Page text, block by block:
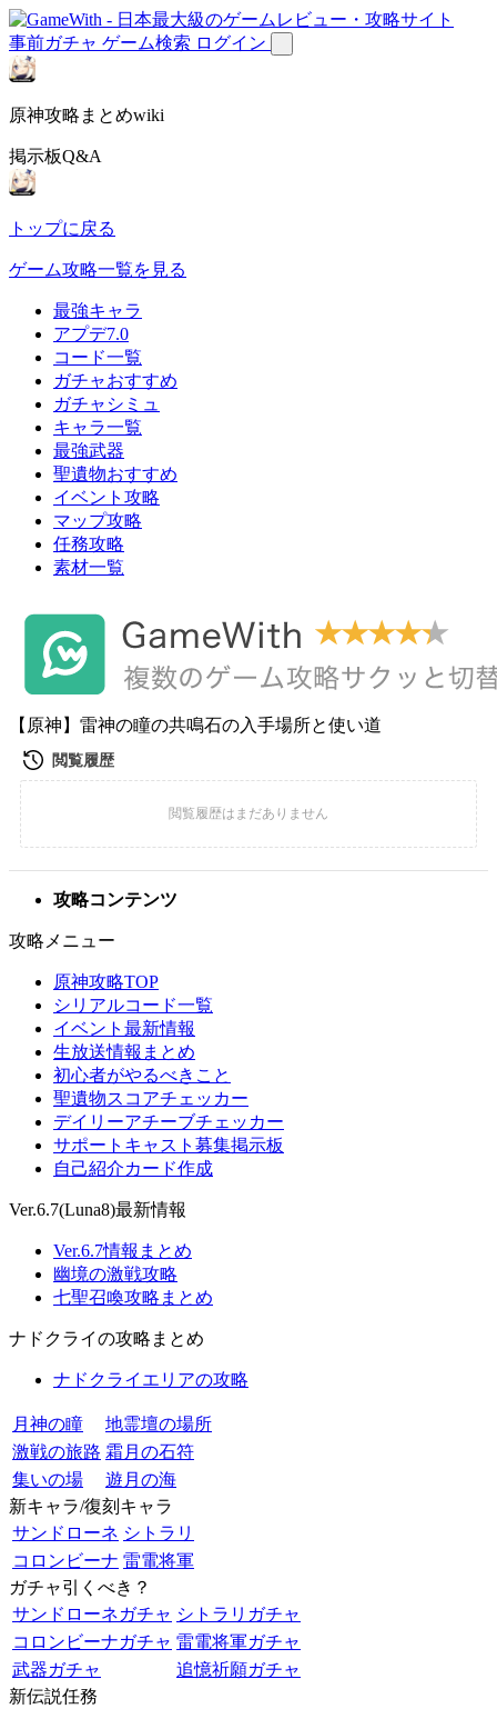
事前ガチャ ゲーム検索 ログイン
原神攻略まとめwiki
掲示板Q&A
トップに戻る
ゲーム攻略一覧を見る
最強キャラ
アプデ7.0
コード一覧
ガチャおすすめ
ガチャシミュ
キャラ一覧
最強武器
聖遺物おすすめ
イベント攻略
マップ攻略
任務攻略
素材一覧
【原神】雷神の瞳の共鳴石の入手場所と使い道
攻略コンテンツ
攻略メニュー
原神攻略TOP
シリアルコード一覧
イベント最新情報
生放送情報まとめ
初心者がやるべきこと
聖遺物スコアチェッカー
デイリーアチーブチェッカー
サポートキャスト募集掲示板
自己紹介カード作成
Ver.6.7(Luna8)最新情報
Ver.6.7情報まとめ
幽境の激戦攻略
七聖召喚攻略まとめ
ナドクライの攻略まとめ
ナドクライエリアの攻略
月神の瞳
地霊壇の場所
激戦の旅路 霜月の石符
集いの場
遊月の海
新キャラ/復刻キャラ
サンドローネ シトラリ
コロンビーナ 雷電将軍
ガチャ引くべき？
サンドローネガチャ シトラリガチャ
コロンビーナガチャ 雷電将軍ガチャ
武器ガチャ
追憶祈願ガチャ
新伝説任務